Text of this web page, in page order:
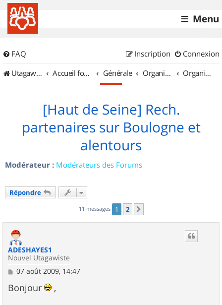
Menu
FAQ Connexion
Inscription
UtagawaVTT (Randos VTT et VTTAE avec traces GPS)
Accueil forum Générale Organisation de sorties & Recherche de partenaires Organisation de sorties en région Île de France
[Haut de Seine] Rech.
partenaires sur Boulogne et
alentours
Modérateur : Modérateurs des Forums
Répondre
11 messages 1 2
ADESHAYES1
Nouvel Utagawiste
M
s
s
07 août 2009, 14:47
Bonjour ,